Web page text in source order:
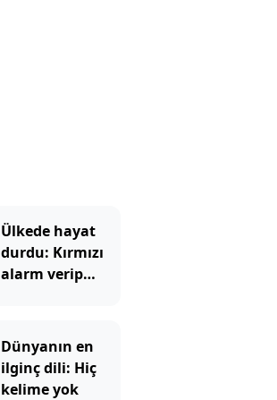
Ülkede hayat
durdu: Kırmızı
alarm verip
başladılar
Dünyanın en
ilginç dili: Hiç
kelime yok